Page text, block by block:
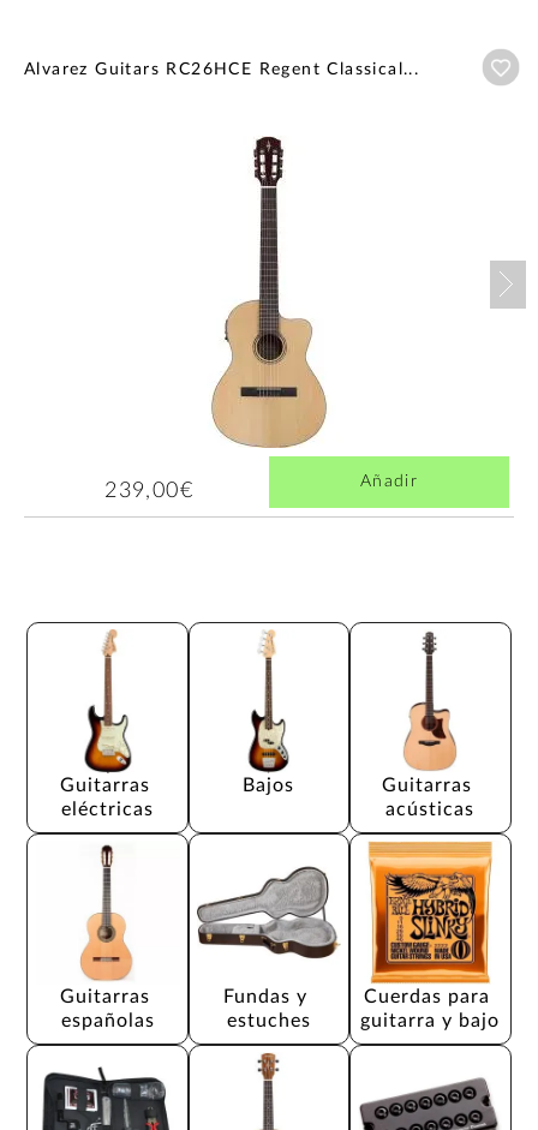
Alvarez Guitars RC26HCE Regent Classical...
239,00€ Añadir
Guitarras
eléctricas
Bajos
Guitarras
acústicas
Guitarras
españolas
Fundas y
estuches
Cuerdas para
guitarra y bajo